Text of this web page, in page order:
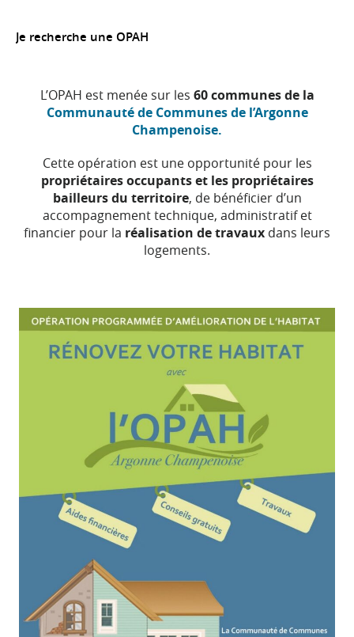
Je recherche une OPAH
L’OPAH est menée sur les 60 communes de la
Communauté de Communes de l’Argonne
Champenoise.
Cette opération est une opportunité pour les
propriétaires occupants et les propriétaires
bailleurs du territoire, de bénéficier d’un
accompagnement technique, administratif et
financier pour la réalisation de travaux dans leurs
logements.